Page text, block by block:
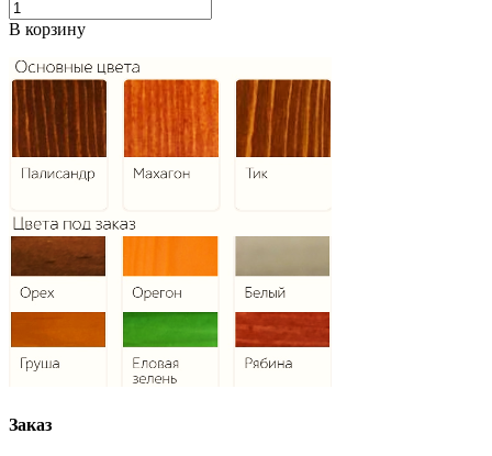
В корзину
Заказ